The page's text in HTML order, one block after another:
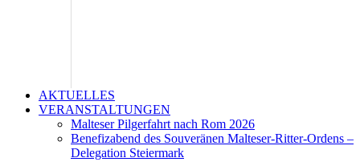
AKTUELLES
VERANSTALTUNGEN
Malteser Pilgerfahrt nach Rom 2026
Benefizabend des Souveränen Malteser-Ritter-Ordens –
Delegation Steiermark